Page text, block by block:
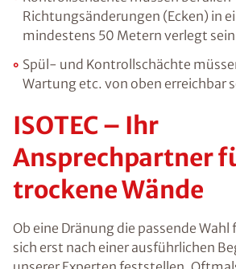
Richtungsänderungen (Ecken) in
mindestens 50 Metern verlegt sein
Spül- und Kontrollschächte
Wartung etc. von oben erreichbar
ISOTEC – Ihr
Ansprechpartner
trockene Wände
Ob eine Dränung die passende Wahl
sich erst nach einer ausführlichen